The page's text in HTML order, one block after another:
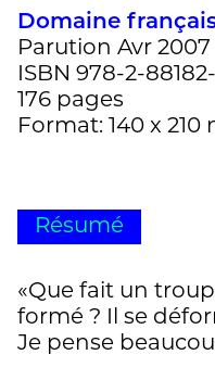
Domaine
Parution Avr 2007
ISBN 978-2-
176 pages
Format: 140 x 210
Résumé
«Que fait un
formé ? Il se
Je pense